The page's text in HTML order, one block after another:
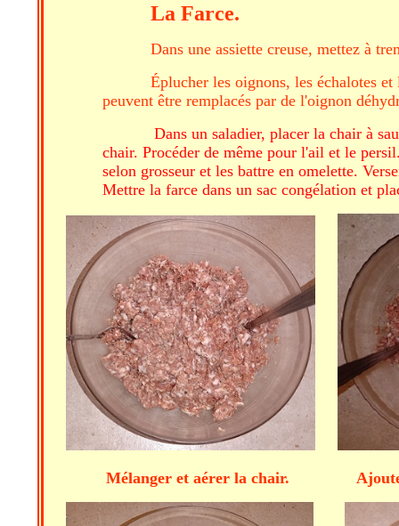
La Farce.
Dans une assiette creuse, mettez à
Éplucher les oignons, les échalotes
peuvent être remplacés par de l'oignon
Dans un saladier, placer la chair à
chair. Procéder de même pour l'ail et le
selon grosseur et les battre en omelette.
Mettre la farce dans un sac congélation et
Mélanger et aérer la chair.